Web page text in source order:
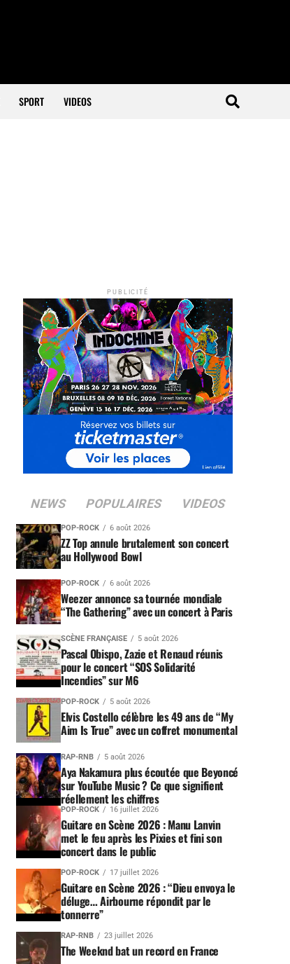
SPORT VIDEOS
PUBLICITÉ
NEWS POPULAIRES VIDEOS
POP-ROCK 6 août 2026
ZZ Top annule brutalement son concert
au Hollywood Bowl
POP-ROCK 6 août 2026
Weezer annonce sa tournée mondiale
“The Gathering” avec un concert à Paris
SCÈNE FRANÇAISE 5 août 2026
Pascal Obispo, Zazie et Renaud réunis
pour le concert “SOS Solidarité
Incendies” sur M6
POP-ROCK 5 août 2026
Elvis Costello célèbre les 49 ans de “My
Aim Is True” avec un coffret monumental
RAP-RNB 5 août 2026
Aya Nakamura plus écoutée que Beyoncé
sur YouTube Music ? Ce que signifient
réellement les chiffres
POP-ROCK 16 juillet 2026
Guitare en Scène 2026 : Manu Lanvin
met le feu après les Pixies et fini son
concert dans le public
POP-ROCK 17 juillet 2026
Guitare en Scène 2026 : “Dieu envoya le
déluge… Airbourne répondit par le
tonnerre”
RAP-RNB 23 juillet 2026
The Weeknd bat un record en France